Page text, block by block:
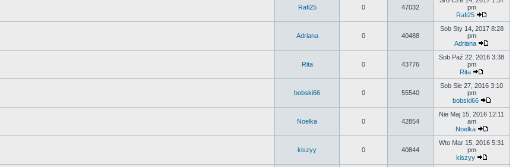
Rafi25 0 47032
pm
Rafi25
Adriana 0 40488
Sob Sty 14, 2017 8:28
pm
Adriana
Rita 0 43776
Sob Paź 22, 2016 3:38
pm
Rita
bobski66 0 55540
Sob Sie 27, 2016 3:10
pm
bobski66
Noelka 0 42854
Nie Maj 15, 2016 12:11
am
Noelka
kiszyy 0 40844
Wto Mar 15, 2016 5:31
pm
kiszyy